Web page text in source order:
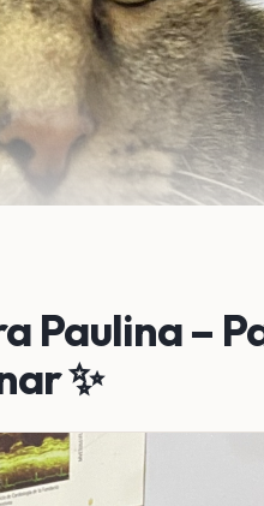
Paulina –
✨